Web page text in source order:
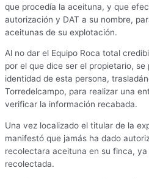
que procedía la aceituna, y que
autorización y DAT a su nombre,
aceitunas de su explotación.
Al no dar el Equipo Roca total
por el que dice ser el propietario,
identidad de esta persona,
Torredelcampo, para realizar una
verificar la información recabada.
Una vez localizado el titular de la
manifestó que jamás ha dado
recolectara aceituna en su finca,
recolectada.